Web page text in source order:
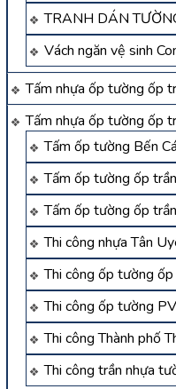
TRANH DÁN
Vách ngăn vệ sinh
Tấm nhựa ốp tường ốp
Tấm nhựa ốp tường ốp
Tấm ốp tường Bến
Tấm ốp tường ốp
Tấm ốp tường ốp
Thi công nhựa Tân
Thi công ốp tường
Thi công ốp tường
Thi công Thành phố
Thi công trần nhựa